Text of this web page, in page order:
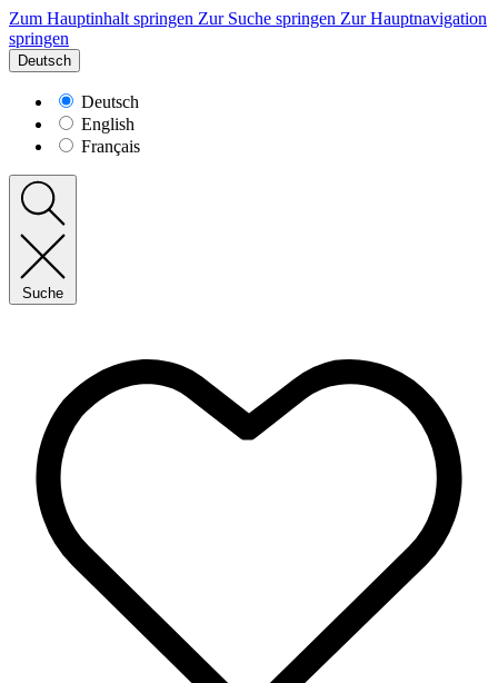
Zum Hauptinhalt springen Zur Suche springen Zur Hauptnavigation
springen
Deutsch
Deutsch
English
Français
Suche